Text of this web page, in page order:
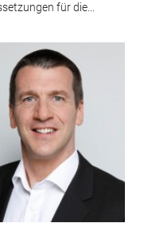
für die...